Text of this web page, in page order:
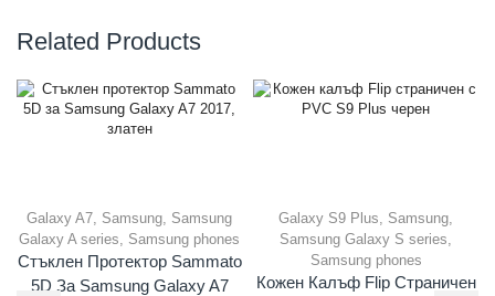
Related Products
Galaxy A7 Samsung Samsung
Galaxy A series
Samsung phones
Стъклен Протектор Sammato
5D За Samsung Galaxy A7
Galaxy S9 Plus Samsung
Samsung Galaxy S series
Samsung phones
Кожен Калъф Flip Страничен